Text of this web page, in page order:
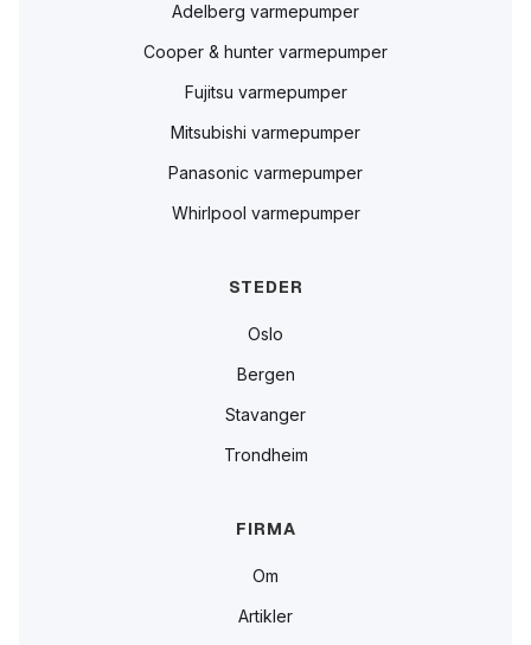
Adelberg varmepumper
Cooper & hunter varmepumper
Fujitsu varmepumper
Mitsubishi varmepumper
Panasonic varmepumper
Whirlpool varmepumper
STEDER
Oslo
Bergen
Stavanger
Trondheim
FIRMA
Om
Artikler